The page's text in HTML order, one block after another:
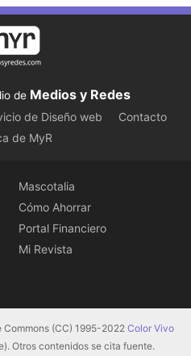
de Medios y Redes
de Diseño web
Contacto
de MyR
Mascotalia
Cómo Ahorrar
Portal Financiero
Mi Revista
(CC) 1995-2022 Color Vivo
Otros contenidos se cita fuente.